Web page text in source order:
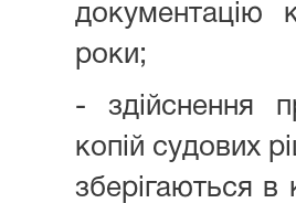
документацію
роки;
- здійснення
копій судових
зберігаються в